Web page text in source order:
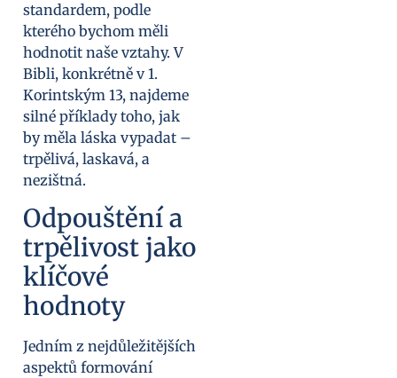
standardem, podle
kterého bychom měli
hodnotit naše vztahy. V
Bibli, konkrétně v 1.
Korintským 13, najdeme
silné příklady toho, jak
by měla láska vypadat –
trpělivá, laskavá, a
nezištná.
Odpouštění a
trpělivost jako
klíčové
hodnoty
Jedním z nejdůležitějších
aspektů formování